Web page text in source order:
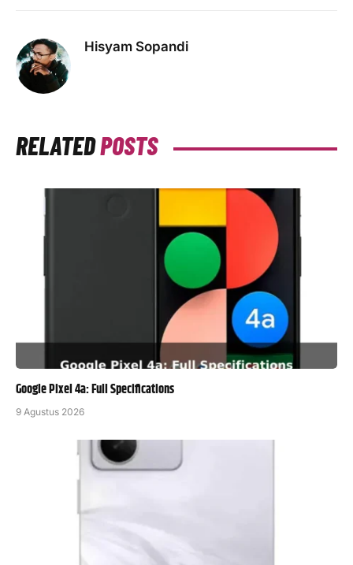
Hisyam Sopandi
RELATEDPOSTS
Google Pixel 4a: Full Specifications
9 Agustus 2026